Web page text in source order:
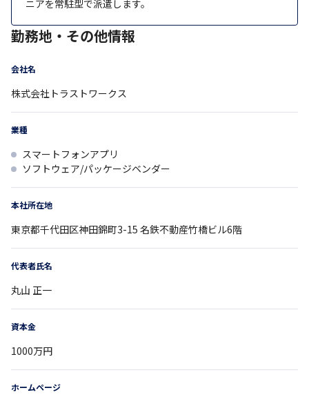
ニアを常駐型で派遣します。
勤務地・その他情報
会社名
株式会社トラストワークス
業種
スマートフォンアプリ
ソフトウェア/パッケージベンダー
本社所在地
東京都千代田区神田錦町3-15 名鉄不動産竹橋ビル6階
代表者氏名
丸山 正一
資本金
1000万円
ホームページ